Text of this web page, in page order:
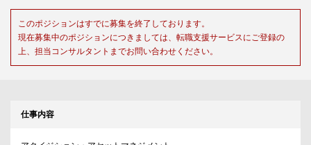
このポジションはすでに募集を終了しております。
現在募集中のポジションにつきましては、転職支援サービスにご登録の
上、担当コンサルタントまでお問い合わせください。
仕事内容